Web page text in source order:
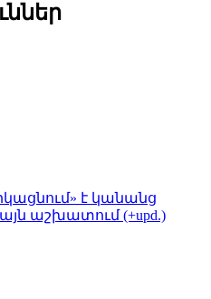
է կանանց
աշխատում (+upd.)